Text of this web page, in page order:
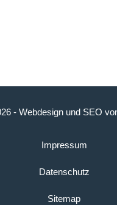
- Webdesignund SEO
Impressum
Datenschutz
Sitemap